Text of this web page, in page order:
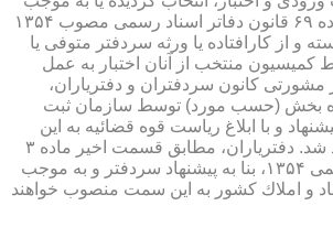
اختیارات حاصله از ماده ۶۹ قانون دفاتر اسناد رسمی مصوب ۱۳۵۴
و از كارافتاده یا ورثه سردفتر متوفی یا
كمیسیون منتخب از آنان اختبار به عمل
مشورتی كانون سردفتران و دفتریاران،
بخش (حسب مورد) توسط سازمان ثبت
و با ابلاغ ریاست قوه قضائیه به این
سمت منصوب خواهند شد. دفتریاران، مطابق قسمت اخیر ماده ۳
قانون دفاتر اسناد رسمی ۱۳۵۴، بنا به پیشنهاد سردفتر و به موجب
و املاك كشور به این سمت منصوب خواهند